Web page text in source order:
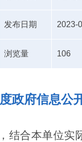
发布日期 2023-
浏览量 106
政府信息公
合本单位实